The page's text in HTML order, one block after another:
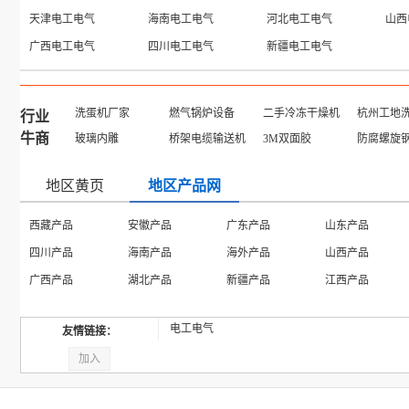
天津电工电气 海南电工电气 河北电工电气 山
广西电工电气 四川电工电气 新疆电工电气
行业
牛商
洗蛋机厂家 燃气锅炉设备 二手冷冻干燥机
杭州工地
玻璃内雕
桥架电缆输送机 3M双面胶 防腐螺旋
地区黄页 地区产品网
西藏产品 安徽产品 广东产品 山东产品
四川产品 海南产品 海外产品 山西产品
广西产品 湖北产品 新疆产品 江西产品
友情链接：
加入
电工电气